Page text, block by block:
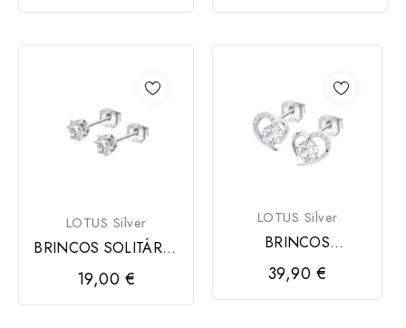
LOTUS Silver
BRINCOS SOLITÁRIO
LOTUS SILVER
19,00 €
LOTUS Silver
BRINCOS
CORAÇÃO LOTUS
SILVER
39,90 €